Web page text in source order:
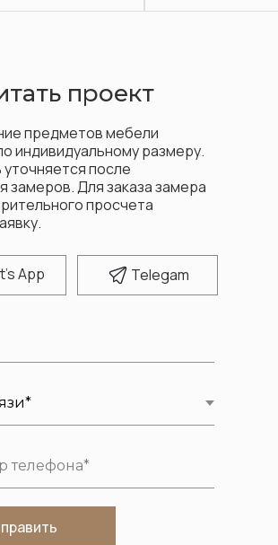
App Telegam
проект
предметов мебели
индивидуальному размеру.
после
замеров. Для заказа замера
просчета